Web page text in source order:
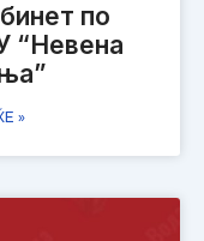
по
“Невена
»